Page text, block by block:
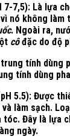
7-7,5): Là lựa
nó không làm
. Ngoài ra,
côđặc do độ
tính dùng
5.5): Được
làm sạch.
tóc. Đây là lựa
ngày.